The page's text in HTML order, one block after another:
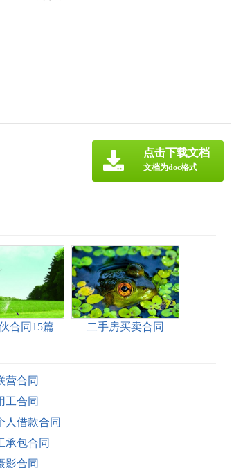
点击下载文档
文档为doc格式
合同15篇
二手房买卖合同
营合同
工合同
人借款合同
承包合同
影合同